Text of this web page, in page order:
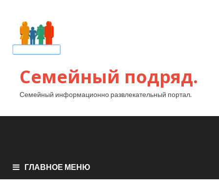
Семейный подряд.
Семейный информационно развлекательный портал.
ГЛАВНОЕ МЕНЮ